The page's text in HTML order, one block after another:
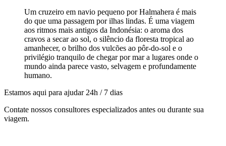
Um cruzeiro em navio pequeno por Halmahera é mais
do que uma passagem por ilhas lindas. É uma viagem
aos ritmos mais antigos da Indonésia: o aroma dos
cravos a secar ao sol, o silêncio da floresta tropical ao
amanhecer, o brilho dos vulcões ao pôr-do-sol e o
privilégio tranquilo de chegar por mar a lugares onde o
mundo ainda parece vasto, selvagem e profundamente
humano.
Estamos aqui para ajudar 24h / 7 dias
Contate nossos consultores especializados antes ou durante sua
viagem.